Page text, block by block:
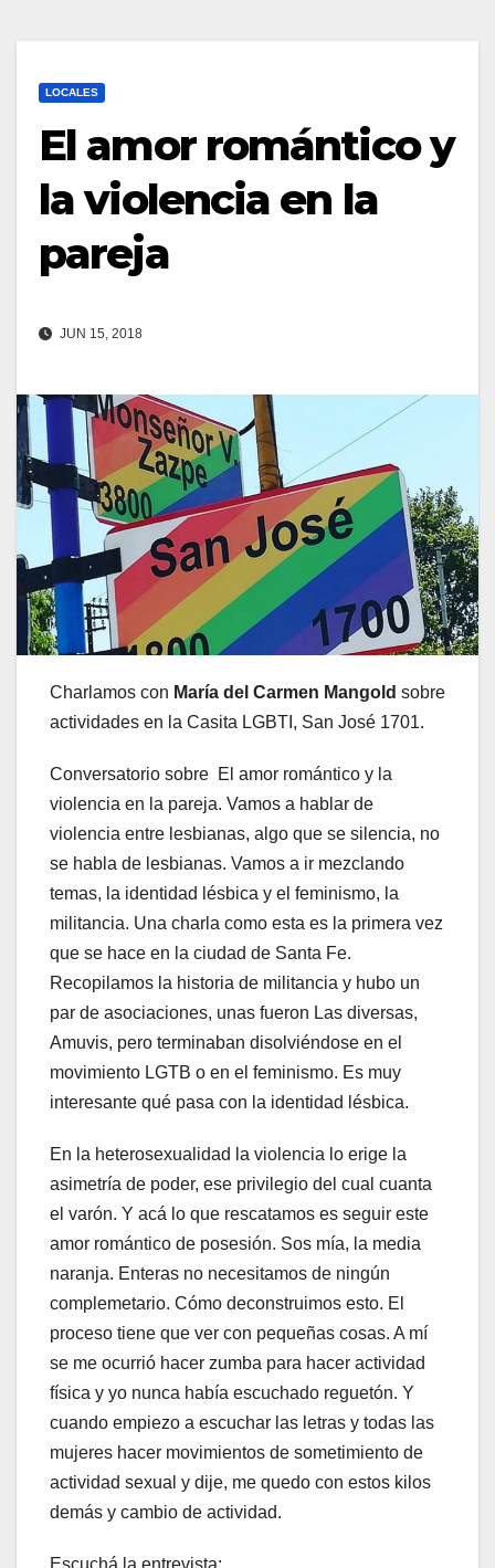
LOCALES
El amor romántico y
la violencia en la
pareja
JUN 15, 2018
Charlamos con María del Carmen Mangold sobre
actividades en la Casita LGBTI, San José 1701.
Conversatorio sobre El amor romántico y la
violencia en la pareja. Vamos a hablar de
violencia entre lesbianas, algo que se silencia, no
se habla de lesbianas. Vamos a ir mezclando
temas, la identidad lésbica y el feminismo, la
militancia. Una charla como esta es la primera vez
que se hace en la ciudad de Santa Fe.
Recopilamos la historia de militancia y hubo un
par de asociaciones, unas fueron Las diversas,
Amuvis, pero terminaban disolviéndose en el
movimiento LGTB o en el feminismo. Es muy
interesante qué pasa con la identidad lésbica.
En la heterosexualidad la violencia lo erige la
asimetría de poder, ese privilegio del cual cuanta
el varón. Y acá lo que rescatamos es seguir este
amor romántico de posesión. Sos mía, la media
naranja. Enteras no necesitamos de ningún
complemetario. Cómo deconstruimos esto. El
proceso tiene que ver con pequeñas cosas. A mí
se me ocurrió hacer zumba para hacer actividad
física y yo nunca había escuchado reguetón​. Y
cuando empiezo a escuchar las letras y todas las
mujeres hacer movimientos de sometimiento de
actividad sexual y dije, me quedo con estos kilos
demás y cambio de actividad.
Escuchá la entrevista: